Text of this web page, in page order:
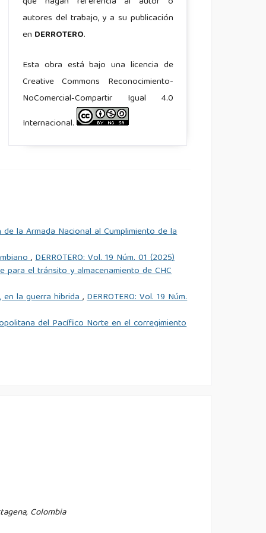
autores del trabajo, y a su publicación
en DERROTERO.
Esta obra está bajo una licencia de
Creative Commons Reconocimiento-
NoComercial-Compartir Igual 4.0
Internacional.
la Armada Nacional al Cumplimiento de la
,DERROTERO: Vol. 19 Núm. 01 (2025)
el tránsito y almacenamiento de CHC
en la guerra hibrida,DERROTERO: Vol. 19 Núm.
del Pacífico Norte en el corregimiento
Colombia